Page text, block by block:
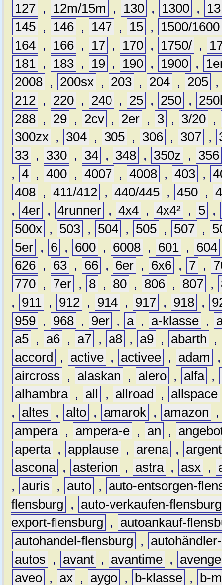
127 , 12m/15m , 130 , 1300 ,
145 , 146 , 147 , 15 ,
1500/1600
164 , 166 , 17 , 170 , 1750/ ,
181 , 183 , 19 , 190 , 1900 ,
2008 , 200sx , 203 , 204 , 205 ,
212 , 220 , 240 , 25 , 250 ,
288 , 29 , 2cv , 2er , 3 , 3/20 ,
300zx , 304 , 305 , 306 , 307 ,
33 , 330 , 34 , 348 , 350z ,
356
, 4 , 400 , 4007 , 4008 , 403 ,
408 , 411/412 , 440/445 , 450 ,
, 4er , 4runner , 4x4 , 4x4² , 5 ,
500x , 503 , 504 , 505 , 507 ,
5er , 6 , 600 , 6008 , 601 , 604
626 , 63 , 66 , 6er , 6x6 , 7 ,
770 , 7er , 8 , 80 , 806 , 807 ,
,
911 , 912 , 914 , 917 , 918 ,
959 , 968 , 9er , a , a-klasse ,
a5 , a6 , a7 , a8 , a9 , abarth
,
accord
, active , activee , adam
aircross
, alaskan , alero , alfa ,
alhambra , all , allroad , allspace
,
altes , alto , amarok , amazon
ampera , ampera-e , an ,
aperta , applause , arena ,
ascona , asterion , astra , asx ,
,
auris , auto ,
auto-entsorgen-
flensburg
,
auto-verkaufen-flensburg
export-flensburg
,
autoankauf-
autohandel-flensburg
,
autos
, avant , avantime ,
aveo , ax , aygo , b-klasse ,
b-